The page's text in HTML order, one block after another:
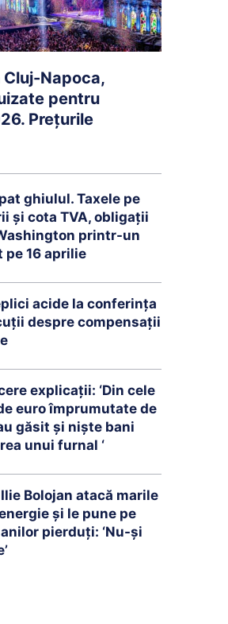
Napoca,
pentru
Prețurile
ghiulul. Taxele pe
și cota TVA, obligații
printr-un
pe 16 aprilie
acide la conferința
despre compensații
explicații: ‘Din cele
euro împrumutate de
găsit şi nişte bani
unui furnal ‘
Bolojan atacă marile
și le pune pe
pierduți: ‘Nu-și